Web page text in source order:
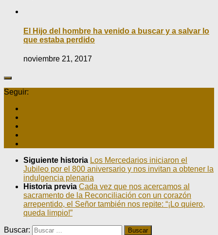
El Hijo del hombre ha venido a buscar y a salvar lo
que estaba perdido
noviembre 21, 2017
Seguir:
Siguiente historia Los Mercedarios iniciaron el
Jubileo por el 800 aniversario y nos invitan a obtener la
indulgencia plenaria
Historia previa Cada vez que nos acercamos al
sacramento de la Reconciliación con un corazón
arrepentido, el Señor también nos repite: “¡Lo quiero,
queda limpio!”
Buscar: